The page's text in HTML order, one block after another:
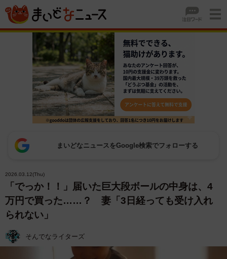
まいどなニュースをGoogle検索でフォローする
2026.03.12(Thu)
「でっか！！」届いた巨大段ボールの中身は、4
万円で買った……？ 妻「3日経っても受け入れ
られない」
そんでなライターズ